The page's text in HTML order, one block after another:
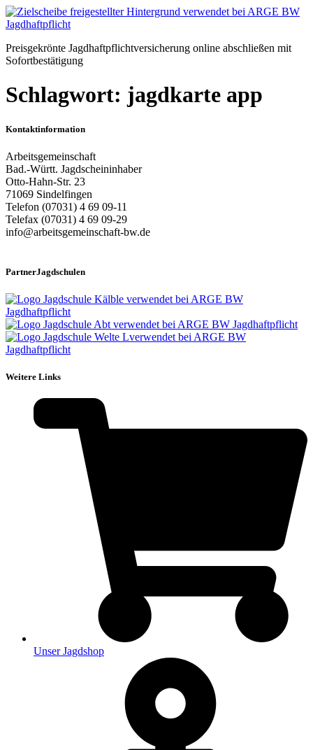
Zum
Inhalt
Preisgekrönte Jagdhaftpflichtversicherung online abschließen mit
Sofortbestätigung
Schlagwort: jagdkarte app
Kontaktinformation
Arbeitsgemeinschaft
Bad.-Württ. Jagdscheininhaber
Otto-Hahn-Str. 23
71069 Sindelfingen
Telefon (07031) 4 69 09-11
Telefax (07031) 4 69 09-29
info@arbeitsgemeinschaft-bw.de
PartnerJagdschulen
Weitere Links
Unser Jagdshop